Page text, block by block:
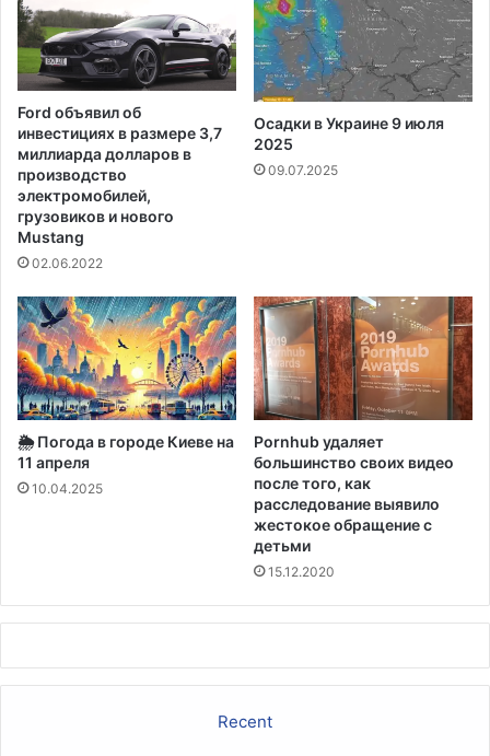
Ford объявил об
инвестициях в размере 3,7
миллиарда долларов в
производство
электромобилей,
грузовиков и нового
Mustang
02.06.2022
Осадки в Украине 9 июля
2025
09.07.2025
🌦️ Погода в городе Киеве на
11 апреля
10.04.2025
Pornhub удаляет
большинство своих видео
после того, как
расследование выявило
жестокое обращение с
детьми
15.12.2020
Recent